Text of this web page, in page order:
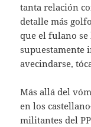
tanta relación
detalle más
que el fulano se
supuestamente
avecindarse,
Más allá del
en los
militantes del